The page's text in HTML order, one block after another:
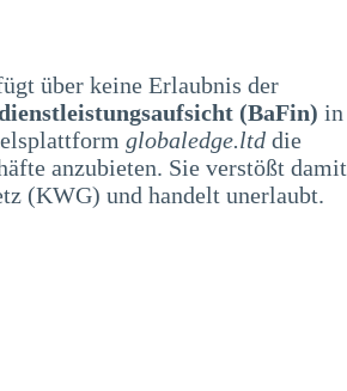
über keine Erlaubnis der
(BaFin) in
globaledge.ltd die
anzubieten. Sie verstößt damit
(KWG) und handelt unerlaubt.